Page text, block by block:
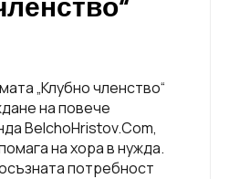
„Клубно членство“
на повече
BelchoHristov.Com,
на хора в нужда.
потребност